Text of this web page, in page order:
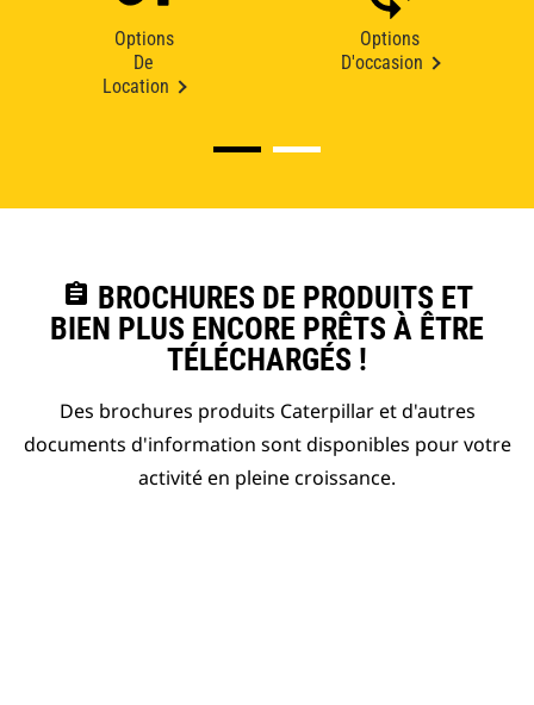
Options
De
Location
Options
D'occasion
assignment BROCHURES DE PRODUITS ET
BIEN PLUS ENCORE PRÊTS À ÊTRE
TÉLÉCHARGÉS !
Des brochures produits Caterpillar et d'autres
documents d'information sont disponibles pour votre
activité en pleine croissance.